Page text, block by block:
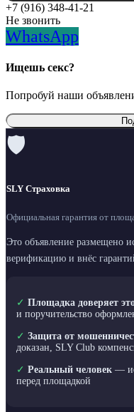
+7 (916) 348-41-21
Не звонить
WhatsApp
Ищешь секс?
Попробуй наши
🛡
SLY Страховка
Официальная гарантия от
Это объявление размещено
верификацию и внёс
✓ Площадка доверяет
и поручительство
✓ Защита от
доказан, SLY Club
✓ Реальный человек —
перед площадкой